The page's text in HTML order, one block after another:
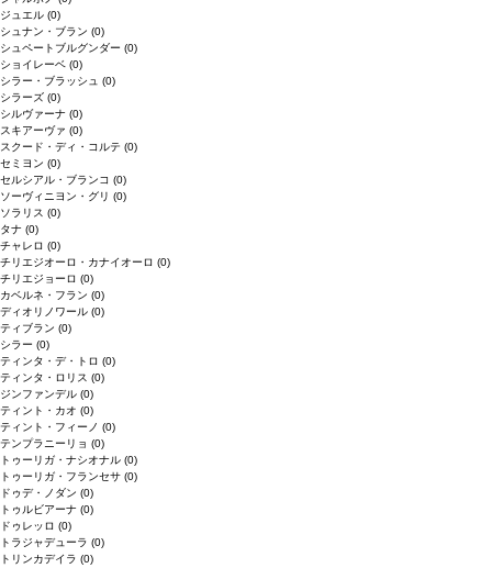
ジュエル (0)
シュナン・ブラン (0)
シュペートブルグンダー (0)
ショイレーベ (0)
シラー・ブラッシュ (0)
シラーズ (0)
シルヴァーナ (0)
スキアーヴァ (0)
スクード・ディ・コルテ (0)
セミヨン (0)
セルシアル・ブランコ (0)
ソーヴィニヨン・グリ (0)
ソラリス (0)
タナ (0)
チャレロ (0)
チリエジオーロ・カナイオーロ (0)
チリエジョーロ (0)
カベルネ・フラン (0)
ディオリノワール (0)
ティブラン (0)
シラー (0)
ティンタ・デ・トロ (0)
ティンタ・ロリス (0)
ジンファンデル (0)
ティント・カオ (0)
ティント・フィーノ (0)
テンプラニーリョ (0)
トゥーリガ・ナシオナル (0)
トゥーリガ・フランセサ (0)
ドゥデ・ノダン (0)
トゥルビアーナ (0)
ドゥレッロ (0)
トラジャデューラ (0)
トリンカデイラ (0)